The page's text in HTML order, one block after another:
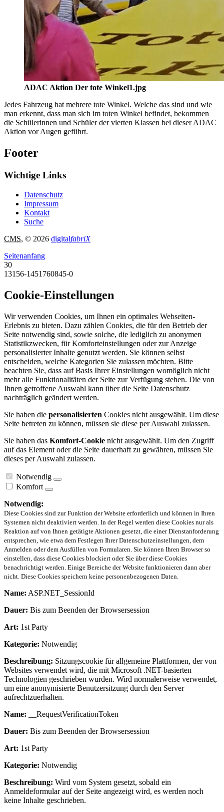
ADAC Aktion Der tote Winkel1.jpg
Jedes Fahrzeug hat mehrere tote Winkel. Welche das sind und wie
man erkennt, dass man sich im toten Winkel befindet, bekommen
die Schülerinnen und Schüler der vierten Klassen bei dieser ADAC
Aktion vor Augen geführt.
Footer
Wichtige Links
Datenschutz
Impressum
Kontakt
Suche
CMS, © 2026 digitalfabriX
Seitenanfang
30
13156-1451760845-0
Cookie-Einstellungen
Wir verwenden Cookies, um Ihnen ein optimales Webseiten-
Erlebnis zu bieten. Dazu zählen Cookies, die für den Betrieb der
Seite notwendig sind, sowie solche, die lediglich zu anonymen
Statistikzwecken, für Komforteinstellungen oder zur Anzeige
personalisierter Inhalte genutzt werden. Sie können selbst
entscheiden, welche Kategorien Sie zulassen möchten. Bitte
beachten Sie, dass auf Basis Ihrer Einstellungen womöglich nicht
mehr alle Funktionalitäten der Seite zur Verfügung stehen. Die von
Ihnen getroffene Auswahl kann über die Seite Datenschutz
nachträglich geändert werden.
Sie haben die personalisierten Cookies nicht ausgewählt. Um diese
Seite betreten zu können, müssen sie diese per Auswahl zulassen.
Sie haben das Komfort-Cookie nicht ausgewählt. Um den Zugriff
auf das Element oder die Seite dauerhaft zu gewähren, müssen Sie
dieses per Auswahl zulassen.
Notwendig
Komfort
Notwendig:
Diese Cookies sind zur Funktion der Website erforderlich und können in Ihren
Systemen nicht deaktiviert werden. In der Regel werden diese Cookies nur als
Reaktion auf von Ihnen getätigte Aktionen gesetzt, die einer Dienstanforderung
entsprechen, wie etwa dem Festlegen Ihrer Datenschutzeinstellungen, dem
Anmelden oder dem Ausfüllen von Formularen. Sie können Ihren Browser so
einstellen, dass diese Cookies blockiert oder Sie über diese Cookies
benachrichtigt werden. Einige Bereiche der Website funktionieren dann aber
nicht. Diese Cookies speichern keine personenbezogenen Daten.
Name: ASP.NET_SessionId
Dauer: Bis zum Beenden der Browsersession
Art: 1st Party
Kategorie: Notwendig
Beschreibung: Sitzungscookie für allgemeine Plattformen, der von
Websites verwendet wird, die mit Microsoft .NET-basierten
Technologien geschrieben wurden. Wird normalerweise verwendet,
um eine anonymisierte Benutzersitzung durch den Server
aufrechtzuerhalten.
Name: __RequestVerificationToken
Dauer: Bis zum Beenden der Browsersession
Art: 1st Party
Kategorie: Notwendig
Beschreibung: Wird vom System gesetzt, sobald ein
Anmeldeformular auf der Seite angezeigt wird, es werden noch
keine Inhalte geschrieben.